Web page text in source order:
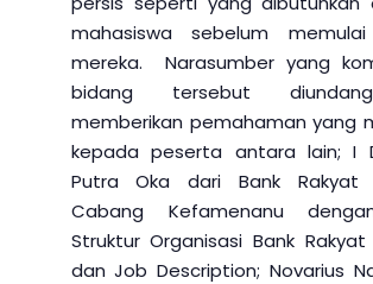
mahasiswa sebelum
mereka. Narasumber yang
bidang tersebut
memberikan pemahaman yang
kepada peserta antara lain; I
Putra Oka dari Bank Rakyat
Cabang Kefamenanu
Struktur Organisasi Bank Rakyat
dan Job Description; Novarius